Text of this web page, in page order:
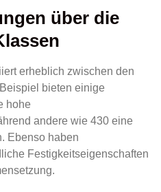
über die
erheblich zwischen den
bieten einige
hohe
andere wie 430 eine
Ebenso haben
Festigkeitseigenschaften